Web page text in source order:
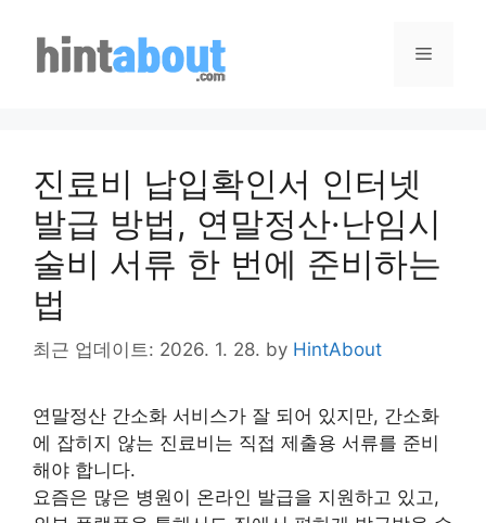
content
Menu
진료비 납입확인서 인터넷
발급 방법, 연말정산·난임시
술비 서류 한 번에 준비하는
법
최근 업데이트: 2026. 1. 28. by HintAbout
연말정산 간소화 서비스가 잘 되어 있지만, 간소화
에 잡히지 않는 진료비는 직접 제출용 서류를 준비
해야 합니다.
요즘은 많은 병원이 온라인 발급을 지원하고 있고,